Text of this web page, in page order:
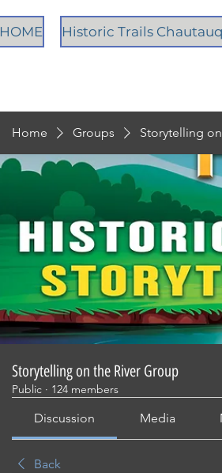
HOME Historic Trails
Home Groups Storytelling
Storytelling on the River Group
Public · 124 members
Discussion Media
Back